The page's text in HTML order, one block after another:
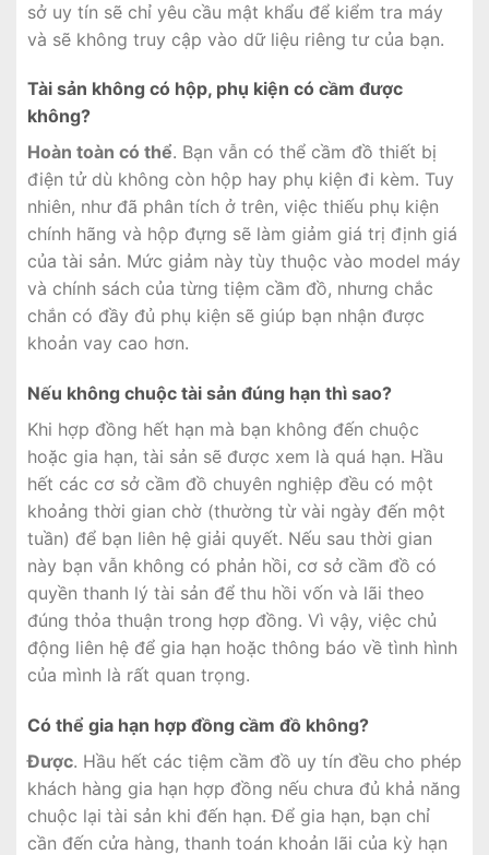
sở uy tín sẽ chỉ yêu cầu mật khẩu để kiểm tra máy
và sẽ không truy cập vào dữ liệu riêng tư của bạn.
Tài sản không có hộp, phụ kiện có cầm được
không?
Hoàn toàn có thể. Bạn vẫn có thể cầm đồ thiết bị
điện tử dù không còn hộp hay phụ kiện đi kèm. Tuy
nhiên, như đã phân tích ở trên, việc thiếu phụ kiện
chính hãng và hộp đựng sẽ làm giảm giá trị định giá
của tài sản. Mức giảm này tùy thuộc vào model máy
và chính sách của từng tiệm cầm đồ, nhưng chắc
chắn có đầy đủ phụ kiện sẽ giúp bạn nhận được
khoản vay cao hơn.
Nếu không chuộc tài sản đúng hạn thì sao?
Khi hợp đồng hết hạn mà bạn không đến chuộc
hoặc gia hạn, tài sản sẽ được xem là quá hạn. Hầu
hết các cơ sở cầm đồ chuyên nghiệp đều có một
khoảng thời gian chờ (thường từ vài ngày đến một
tuần) để bạn liên hệ giải quyết. Nếu sau thời gian
này bạn vẫn không có phản hồi, cơ sở cầm đồ có
quyền thanh lý tài sản để thu hồi vốn và lãi theo
đúng thỏa thuận trong hợp đồng. Vì vậy, việc chủ
động liên hệ để gia hạn hoặc thông báo về tình hình
của mình là rất quan trọng.
Có thể gia hạn hợp đồng cầm đồ không?
Được. Hầu hết các tiệm cầm đồ uy tín đều cho phép
khách hàng gia hạn hợp đồng nếu chưa đủ khả năng
chuộc lại tài sản khi đến hạn. Để gia hạn, bạn chỉ
cần đến cửa hàng, thanh toán khoản lãi của kỳ hạn